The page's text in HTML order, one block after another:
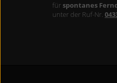
fürspontanes
unter der Ruf-Nr.